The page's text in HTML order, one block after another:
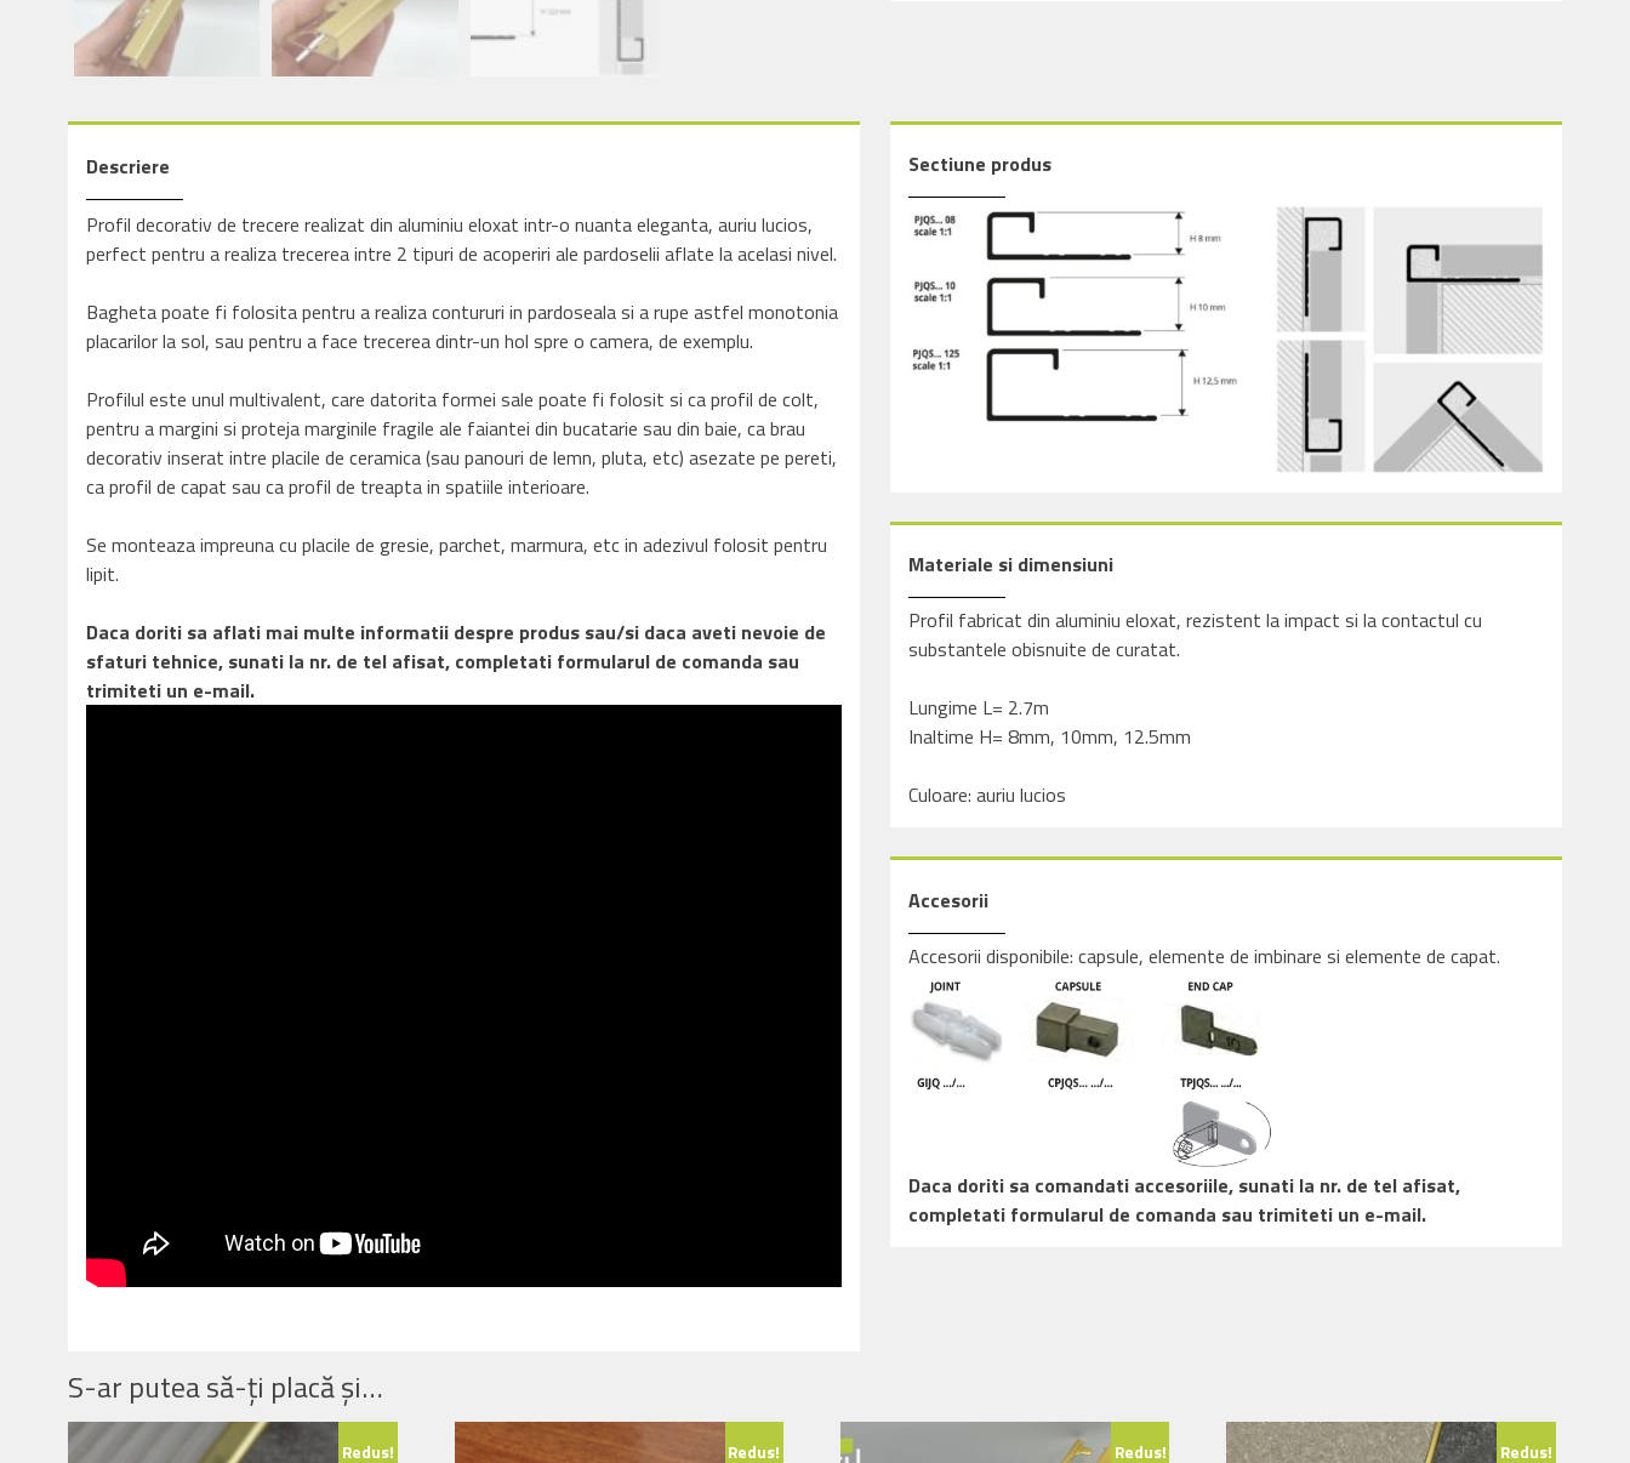
Sectiune produs
Materiale si dimensiuni
Profil fabricat din aluminiu eloxat, rezistent la impact si la contactul cu
substantele obisnuite de curatat.
Lungime L= 2.7m
Inaltime H= 8mm, 10mm, 12.5mm
Culoare: auriu lucios
Accesorii
Accesorii disponibile: capsule, elemente de imbinare si elemente de capat.
Daca doriti sa comandati accesoriile, sunati la nr. de tel afisat,
completati formularul de comanda sau trimiteti un e-mail.
Descriere
Profil decorativ de trecere realizat din aluminiu eloxat intr-o nuanta eleganta, auriu lucios,
perfect pentru a realiza trecerea intre 2 tipuri de acoperiri ale pardoselii aflate la acelasi nivel.
Bagheta poate fi folosita pentru a realiza contururi in pardoseala si a rupe astfel monotonia
placarilor la sol, sau pentru a face trecerea dintr-un hol spre o camera, de exemplu.
Profilul este unul multivalent, care datorita formei sale poate fi folosit si ca profil de colt,
pentru a margini si proteja marginile fragile ale faiantei din bucatarie sau din baie, ca brau
decorativ inserat intre placile de ceramica (sau panouri de lemn, pluta, etc) asezate pe pereti,
ca profil de capat sau ca profil de treapta in spatiile interioare.
Se monteaza impreuna cu placile de gresie, parchet, marmura, etc in adezivul folosit pentru
lipit.
Daca doriti sa aflati mai multe informatii despre produs sau/si daca aveti nevoie de
sfaturi tehnice, sunati la nr. de tel afisat, completati formularul de comanda sau
trimiteti un e-mail.
S-ar putea să-ți placă și…
Redus! Redus! Redus! Redus!